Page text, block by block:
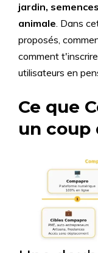
jardin,
animale. Dans
proposés,
comment
utilisateurs en
Ce que
un